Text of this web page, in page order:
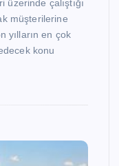
üzerinde çalıştığı
müşterilerine
yılların en çok
konu